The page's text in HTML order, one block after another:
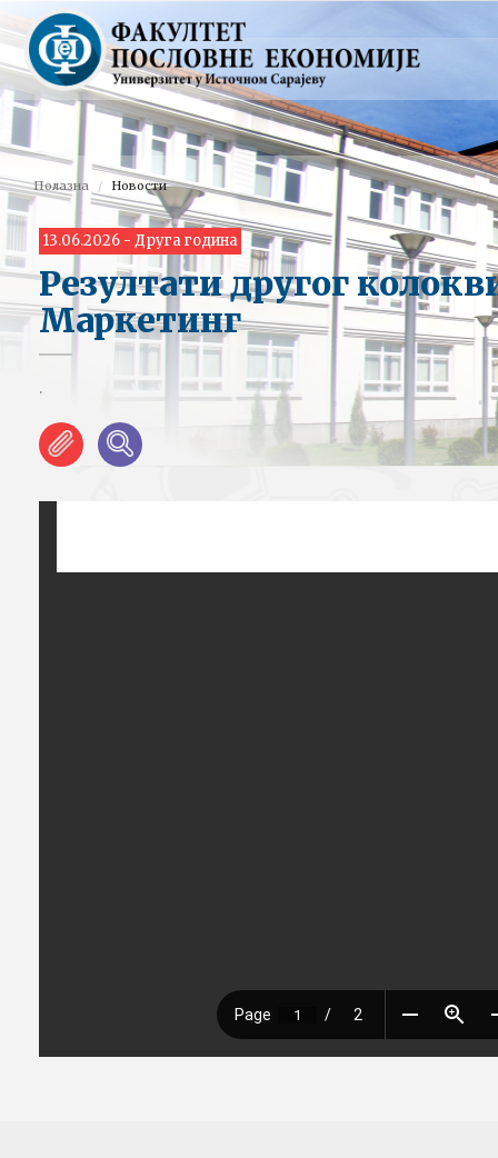
Полазна Новости
13.06.2026 - Друга година
Резултати другог
Маркетинг
.